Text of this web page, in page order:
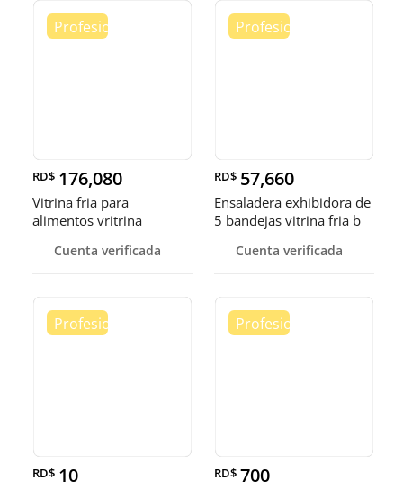
RD$ 176,080
Vitrina fria para
alimentos vritrina
Cuenta verificada
RD$ 57,660
Ensaladera exhibidora de
5 bandejas vitrina fria b
Cuenta verificada
RD$ 10 RD$ 700